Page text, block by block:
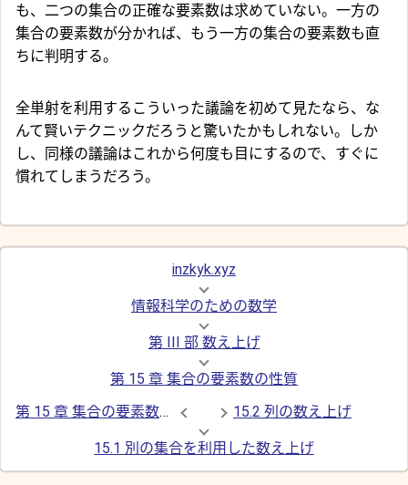
も、二つの集合の正確な要素数は求めていない。一方の
集合の要素数が分かれば、もう一方の集合の要素数も直
ちに判明する。
全単射を利用するこういった議論を初めて見たなら、な
んて賢いテクニックだろうと驚いたかもしれない。しか
し、同様の議論はこれから何度も目にするので、すぐに
慣れてしまうだろう。
inzkyk.xyz
情報科学のための数学
第 III 部 数え上げ
第 15 章 集合の要素数の性質
第 15 章 集合の要素数の性質
15.2 列の数え上げ
15.1 別の集合を利用した数え上げ